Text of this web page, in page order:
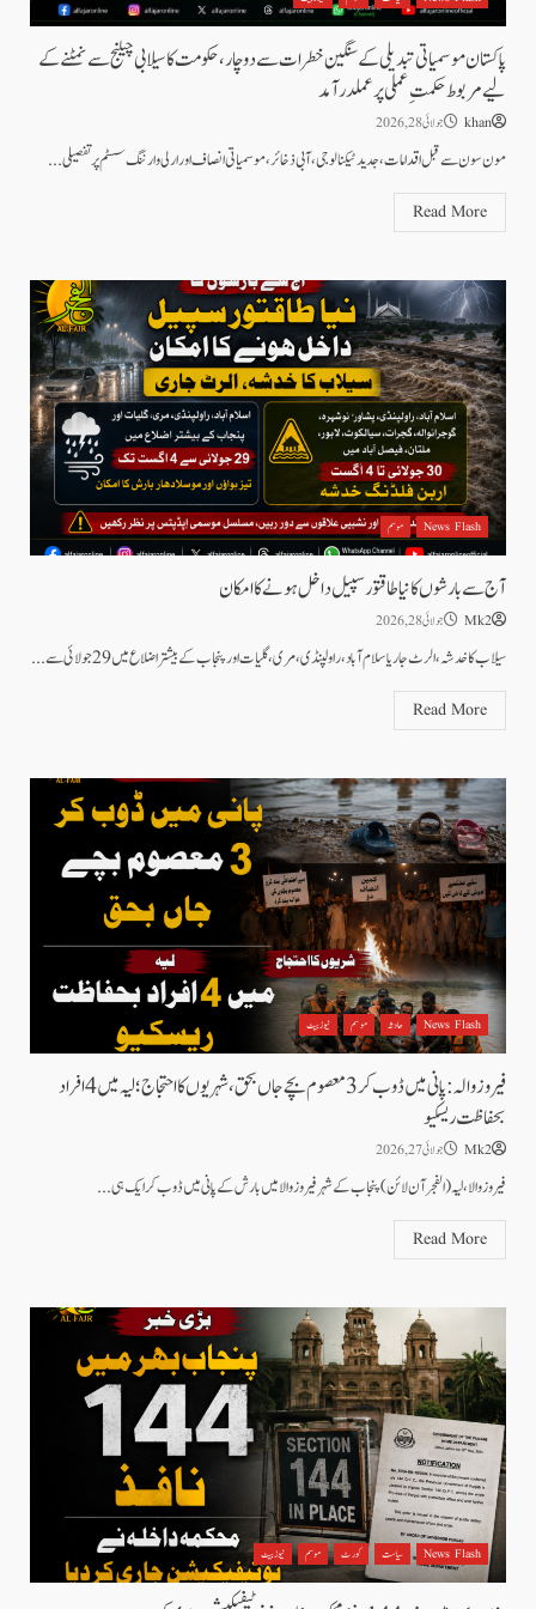
پاکستان موسمیاتی تبدیلی کے سنگین خطرات سے دوچار، حکومت کا سیلابی چیلنج سے نمٹنے کے
لیے مربوط حکمتِ عملی پر عملدرآمد
khan جولائی 28, 2026
مون سون سے قبل اقدامات، جدید ٹیکنالوجی، آبی ذخائر، موسمیاتی انصاف اور ارلی وارننگ سسٹم پر تفصیلی...
Read More
News Flash موسم
آج سے بارشوں کا نیا طاقتور سپیل داخل ہونے کا امکان
Mk2 جولائی 28, 2026
سیلاب کا خدشہ،الرٹ جاریاسلام آباد، راولپنڈی، مری، گلیات اور پنجاب کے بیشتر اضلاع میں 29 جولائی سے...
Read More
News Flash حادثہ موسم نیوز بیٹ
فیروزوالہ: پانی میں ڈوب کر 3 معصوم بچے جاں بحق، شہریوں کا احتجاج؛ لیہ میں 4 افراد
بحفاظت ریسکیو
Mk2 جولائی 27, 2026
فیروز والا،لیہ(الفجر آن لائن)پنجاب کے شہر فیروز والا میں بارش کے پانی میں ڈوب کر ایک ہی...
Read More
News Flash سیاست کورٹ موسم نیوز بیٹ